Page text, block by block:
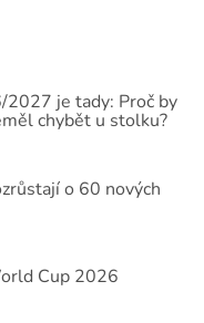
je tady: Proč by
chybět u stolku?
o 60 nových
Cup 2026